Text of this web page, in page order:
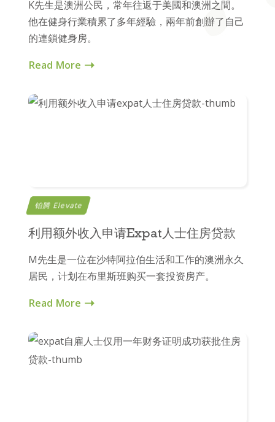
K先生是澳洲公民，常年往返于美國和澳洲之間。
他在健身行業積累了多年經驗，兩年前創辦了自己
的連鎖健身房。
Read More
铂腾 Elevate
利用额外收入申请Expat人士住房贷款
M先生是一位在沙特阿拉伯生活和工作的澳洲永久
居民，计划在布里斯班购买一套投资房产。
Read More